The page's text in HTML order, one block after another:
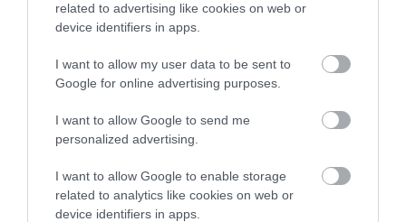
related to advertising like cookies on web or
device identifiers in apps.
I want to allow my user data to be sent to
Google for online advertising purposes.
I want to allow Google to send me
personalized advertising.
I want to allow Google to enable storage
related to analytics like cookies on web or
device identifiers in apps.
A láthatósági vagy vízálló anyagból készült
munkaruha esetén sem jellemző a túl nagy
választék színből, csak fazonból. Eső esetén a 100%
poliészter anyagú kabát, dzseki a jó választás,
amelyhez a vízhatlan megerősítések (könyök,
derék) szintén hozzátartoznak. A láthatósági
változtathatjuk meg, így talán itt van a legkevesebb
mozgásterünk.